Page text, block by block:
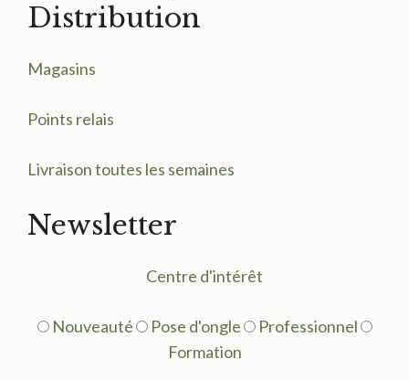
Distribution
Magasins
Points relais
Livraison toutes les semaines
Newsletter
Centre d'intérêt
Nouveauté Pose d'ongle
Professionnel
Formation